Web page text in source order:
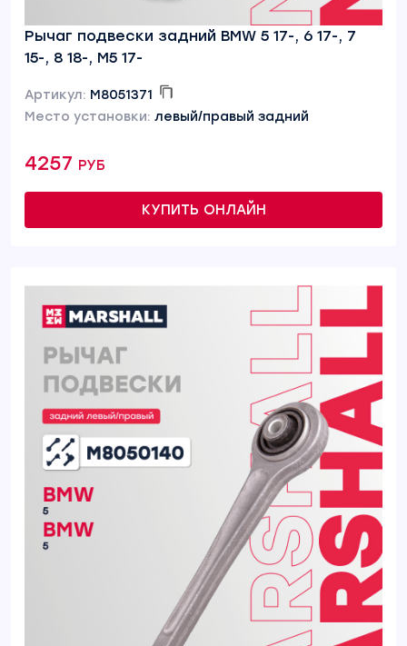
Рычаг подвески задний BMW 5 17-, 6 17-, 7
15-, 8 18-, M5 17-
Артикул: M8051371
Место установки: левый/правый задний
4257 руб
КУПИТЬ ОНЛАЙН